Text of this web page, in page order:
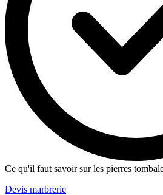
Ce qu'il faut savoir sur les pierres
Devis marbrerie